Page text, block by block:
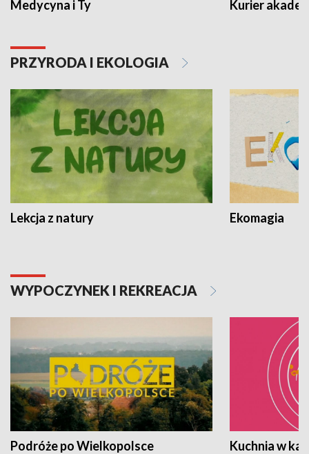
Medycyna i Ty Kurier
PRZYRODA I EKOLOGIA
Lekcja z natury Ekomagia
WYPOCZYNEK I REKREACJA
Podróże po Wielkopolsce Kuchnia w